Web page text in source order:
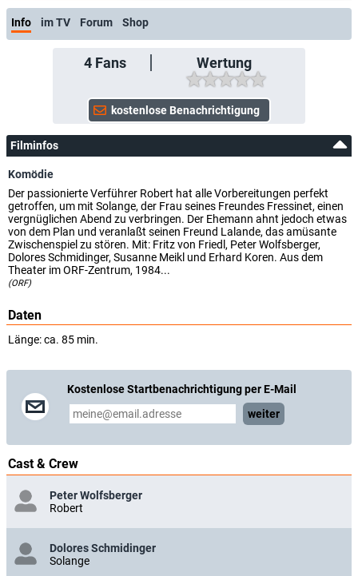
Info im TV Forum Shop
4Fans Wertung
Filminfos
Komödie
Der passionierte Verführer Robert hat alle Vorbereitungen perfekt
getroffen, um mit Solange, der Frau seines Freundes Fressinet, einen
vergnüglichen Abend zu verbringen. Der Ehemann ahnt jedoch etwas
von dem Plan und veranlaßt seinen Freund Lalande, das amüsante
Zwischenspiel zu stören. Mit: Fritz von Friedl, Peter Wolfsberger,
Dolores Schmidinger, Susanne Meikl und Erhard Koren. Aus dem
Theater im ORF-Zentrum, 1984...
(ORF)
Daten
Länge: ca. 85 min.
Kostenlose Startbenachrichtigung per E-Mail
weiter
Cast & Crew
Peter Wolfsberger
Robert
Dolores Schmidinger
Solange